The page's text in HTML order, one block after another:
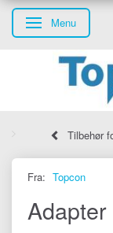
Skifte navigation
Menu
Tilbehør
Fra: Topcon